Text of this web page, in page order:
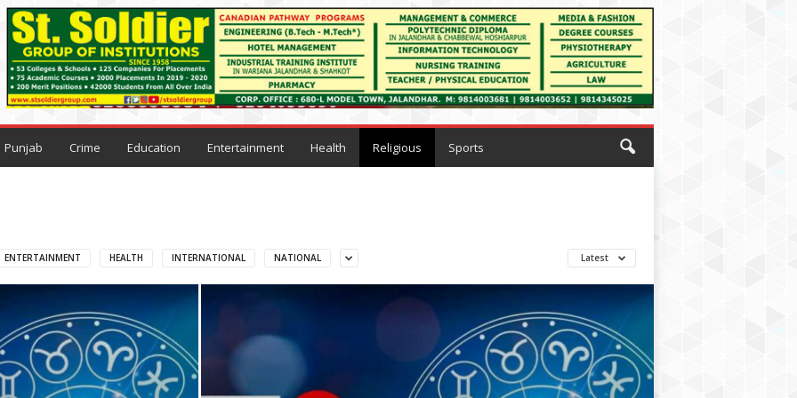
Punjab Crime Education Entertainment Health Religious Sports
ENTERTAINMENT HEALTH INTERNATIONAL NATIONAL Latest